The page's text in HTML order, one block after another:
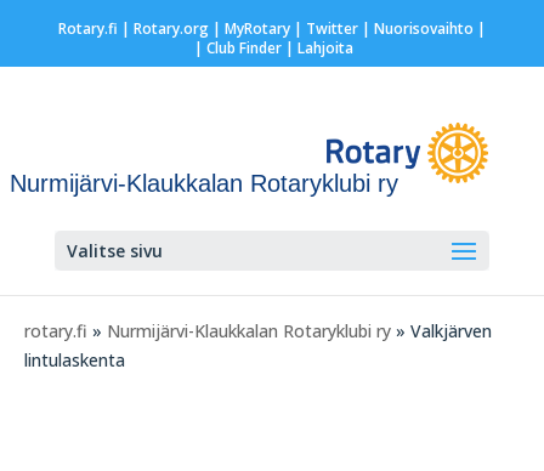
Rotary.fi | Rotary.org| MyRotary| Twitter| Nuorisovaihto |
| Club Finder| Lahjoita
Nurmijärvi-Klaukkalan Rotaryklubi ry
Valitse sivu
rotary.fi » Nurmijärvi-Klaukkalan Rotaryklubi ry » Valkjärven
lintulaskenta